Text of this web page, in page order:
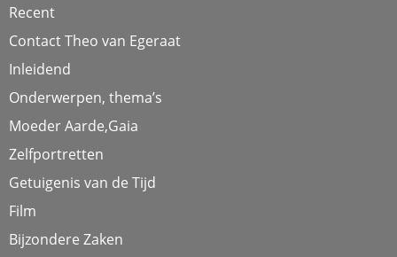
Recent
Contact Theo van Egeraat
Inleidend
Onderwerpen, thema’s
Moeder Aarde,Gaia
Zelfportretten
Getuigenis van de Tijd
Film
Bijzondere Zaken